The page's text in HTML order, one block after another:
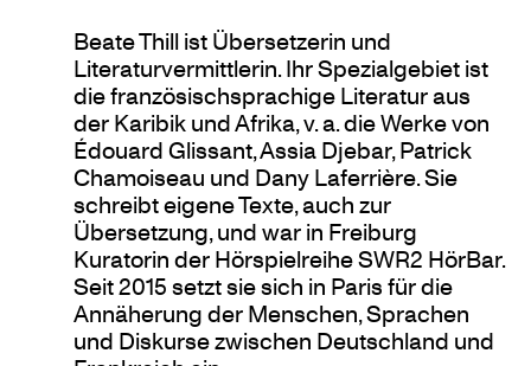
Beate Thill ist Übersetzerin und
Literaturvermittlerin. Ihr Spezialgebiet ist
die französischsprachige Literatur aus
der Karibik und Afrika, v. a. die Werke von
Édouard Glissant, Assia Djebar, Patrick
Chamoiseau und Dany Laferrière. Sie
schreibt eigene Texte, auch zur
Übersetzung, und war in Freiburg
Kuratorin der Hörspielreihe SWR2 HörBar.
Seit 2015 setzt sie sich in Paris für die
Annäherung der Menschen, Sprachen
und Diskurse zwischen Deutschland und